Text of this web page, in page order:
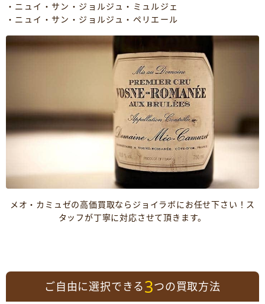
・ニュイ・サン・ジョルジュ・ミュルジェ
・ニュイ・サン・ジョルジュ・ペリエール
メオ・カミュゼの高価買取ならジョイラボにお任せ下さい！ス
タッフが丁寧に対応させて頂きます。
ご自由に選択できる3つの買取方法